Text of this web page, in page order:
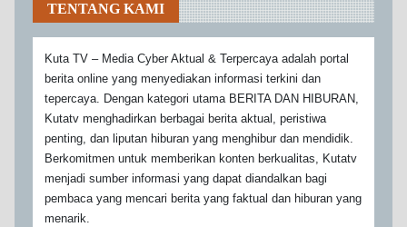
TENTANG KAMI
Kuta TV – Media Cyber Aktual & Terpercaya adalah portal
berita online yang menyediakan informasi terkini dan
tepercaya. Dengan kategori utama BERITA DAN HIBURAN,
Kutatv menghadirkan berbagai berita aktual, peristiwa
penting, dan liputan hiburan yang menghibur dan mendidik.
Berkomitmen untuk memberikan konten berkualitas, Kutatv
menjadi sumber informasi yang dapat diandalkan bagi
pembaca yang mencari berita yang faktual dan hiburan yang
menarik.